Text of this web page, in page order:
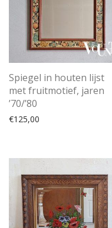
Spiegel in houten lijst
met fruitmotief, jaren
’70/’80
€125,00